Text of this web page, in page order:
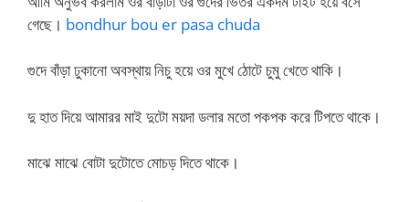
গেছে। bondhur bou er pasa chuda
গুদে বাঁড়া ঢুকানো অবস্থায় নিচু হয়ে ওর মুখে ঠোটে চুমু খেতে থাকি।
দু হাত দিয়ে আমারর মাই দুটো ময়দা ডলার মতো পকপক করে টিপতে থাকে।
মাঝে মাঝে বোটা দুটোতে মোচড় দিতে থাকে।